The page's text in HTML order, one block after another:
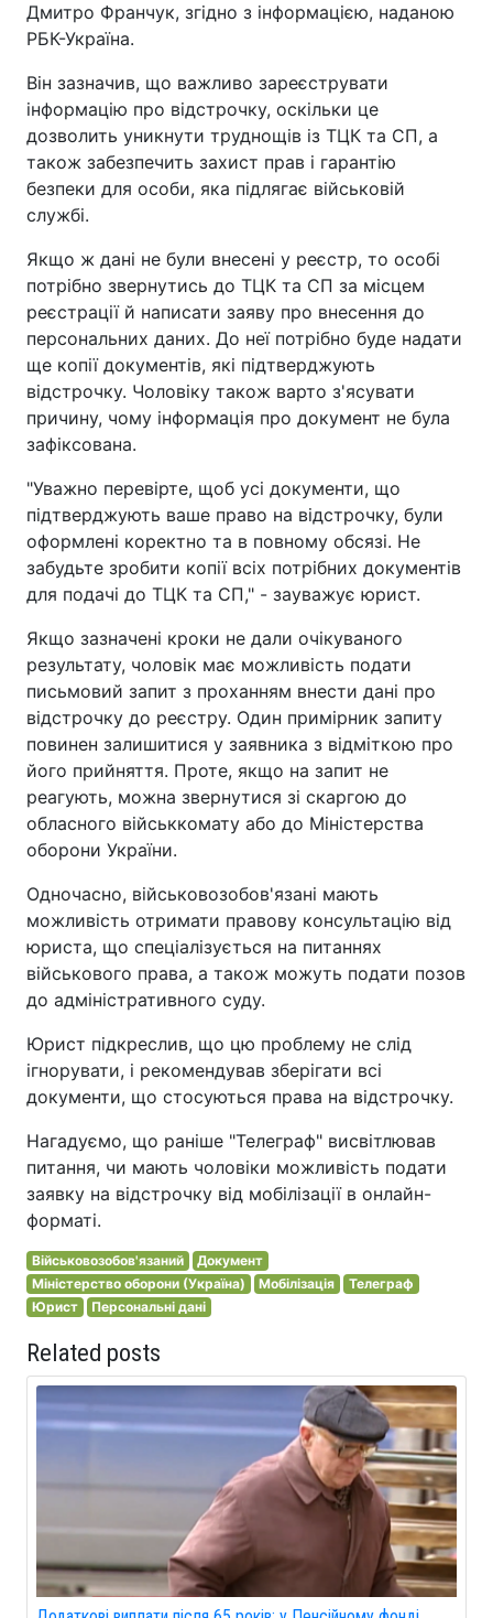
Дмитро Франчук, згідно з інформацією, наданою
РБК-Україна.
Він зазначив, що важливо зареєструвати
інформацію про відстрочку, оскільки це
дозволить уникнути труднощів із ТЦК та СП, а
також забезпечить захист прав і гарантію
безпеки для особи, яка підлягає військовій
службі.
Якщо ж дані не були внесені у реєстр, то особі
потрібно звернутись до ТЦК та СП за місцем
реєстрації й написати заяву про внесення до
персональних даних. До неї потрібно буде надати
ще копії документів, які підтверджують
відстрочку. Чоловіку також варто з'ясувати
причину, чому інформація про документ не була
зафіксована.
"Уважно перевірте, щоб усі документи, що
підтверджують ваше право на відстрочку, були
оформлені коректно та в повному обсязі. Не
забудьте зробити копії всіх потрібних документів
для подачі до ТЦК та СП," - зауважує юрист.
Якщо зазначені кроки не дали очікуваного
результату, чоловік має можливість подати
письмовий запит з проханням внести дані про
відстрочку до реєстру. Один примірник запиту
повинен залишитися у заявника з відміткою про
його прийняття. Проте, якщо на запит не
реагують, можна звернутися зі скаргою до
обласного військкомату або до Міністерства
оборони України.
Одночасно, військовозобов'язані мають
можливість отримати правову консультацію від
юриста, що спеціалізується на питаннях
військового права, а також можуть подати позов
до адміністративного суду.
Юрист підкреслив, що цю проблему не слід
ігнорувати, і рекомендував зберігати всі
документи, що стосуються права на відстрочку.
Нагадуємо, що раніше "Телеграф" висвітлював
питання, чи мають чоловіки можливість подати
заявку на відстрочку від мобілізації в онлайн-
форматі.
Військовозобов'язаний
Документ
Міністерство оборони (Україна)
Мобілізація
Телеграф
Юрист
Персональні дані
Related posts